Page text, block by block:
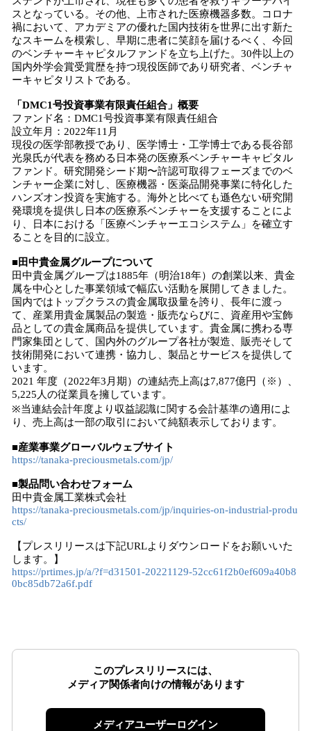
スとなっている。その他、上市された医療機器多数。コロナ
禍において、アカデミアの優れた国内技術を世界に出す新た
なスキームを模索し、早期に患者に笑顔を届けるべく、今回
のベンチャーキャピタルファンドを立ち上げた。30件以上の
国内外学会賞受賞歴を持つ現役医師であり研究者、ベンチャ
ーキャピタリストである。
「DMC1号投資事業有限責任組合」概要
ファンド名：DMC1号投資事業有限責任組合
設立年月：2022年11月
現役の医学部教授であり、医学博士・工学博士である長谷部
光泉氏が代表を務める日本発の医療系ベンチャーキャピタル
ファンド。研究開発シード期〜許認可取得フェーズまでのベ
ンチャー企業に対し、医療機器・医薬品開発事業に特化した
ハンズオン投資を実施する。海外と比べても遜色ない研究開
発環境を提供し日本の医療系ベンチャーを支援することによ
り、日本における「医療ベンチャーエコシステム」を確立す
ることを目的に設立。
■田中貴金属グループについて
田中貴金属グループは1885年（明治18年）の創業以来、貴金
属を中心とした事業領域で幅広い活動を展開してきました。
国内ではトップクラスの貴金属取扱量を誇り、長年に渡っ
て、産業用貴金属製品の製造・販売ならびに、資産用や宝飾
品としての貴金属商品を提供しています。貴金属に携わる専
門家集団として、国内外のグループ各社が製造、販売そして
技術開発において連携・協力し、製品とサービスを提供して
います。
2021 年度（2022年3月期）の連結売上高は7,877億円（※）、
5,225人の従業員を擁しています。
※当連結会計年度より収益認識に関する会計基準の適用によ
り、売上高は一部の取引において純額表示しております。
■産業事業グローバルウェブサイト
https://tanaka-preciousmetals.com/jp/
■製品問い合わせフォーム
田中貴金属工業株式会社
https://tanaka-preciousmetals.com/jp/inquiries-on-industrial-produ
cts/
【プレスリリースは下記URLよりダウンロードをお願いいた
します。】
https://prtimes.jp/a/?f=d31501-20221129-52cc61f2b0ef609a40b8
0bc85db72a6f.pdf
このプレスリリースには、
メディア関係者向けの情報があります
メディアユーザーログイン